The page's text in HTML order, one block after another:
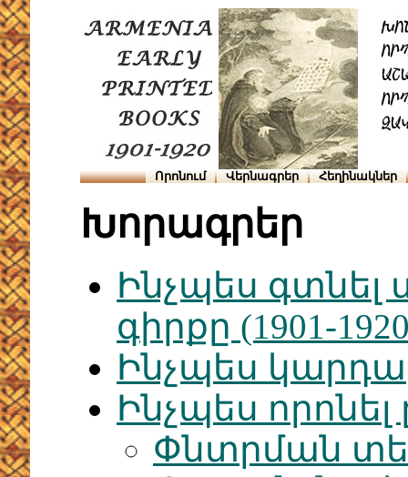
Որոնում Վերնագրեր Հեղինակներ
Խորագրեր
Ինչպես գտնել
գիրքը (1901-
Ինչպես
Ինչպես
Փնտրման